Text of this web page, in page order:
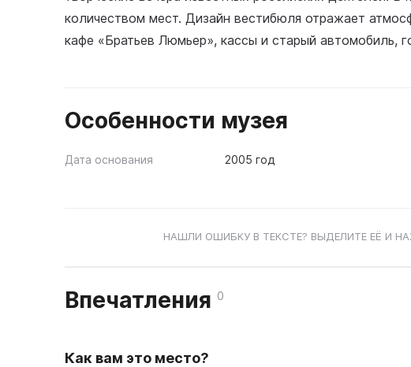
количеством мест. Дизайн вестибюля отражает
кафе «Братьев Люмьер», кассы и старый автомобиль,
Особенности музея
Дата основания 2005 год
НАШЛИ ОШИБКУ В ТЕКСТЕ? ВЫДЕЛИТЕ ЕЁ И
Впечатления 0
Как вам это место?